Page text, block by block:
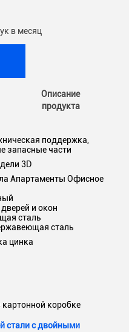
в месяц
Описание
продукта
поддержка,
запасные части
3D
Апартаменты Офисное
и окон
сталь
сталь
цинка
картонной коробке
стали с двойными